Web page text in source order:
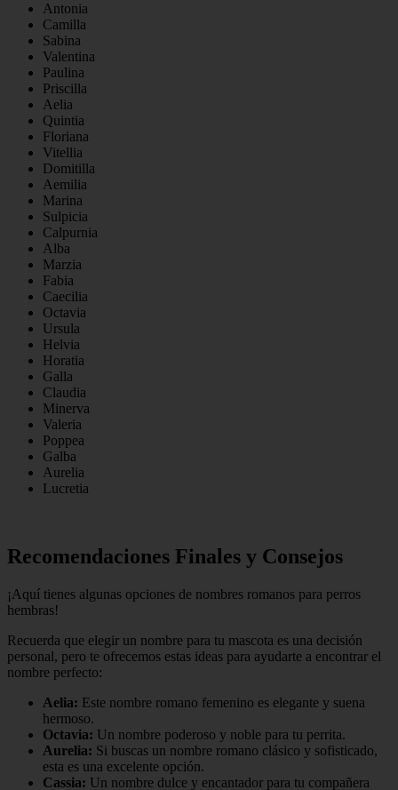
Antonia
Camilla
Sabina
Valentina
Paulina
Priscilla
Aelia
Quintia
Floriana
Vitellia
Domitilla
Aemilia
Marina
Sulpicia
Calpurnia
Alba
Marzia
Fabia
Caecilia
Octavia
Ursula
Helvia
Horatia
Galla
Claudia
Minerva
Valeria
Poppea
Galba
Aurelia
Lucretia
Recomendaciones Finales y Consejos
¡Aquí tienes algunas opciones de nombres romanos para perros
hembras!
Recuerda que elegir un nombre para tu mascota es una decisión
personal, pero te ofrecemos estas ideas para ayudarte a encontrar el
nombre perfecto:
Aelia: Este nombre romano femenino es elegante y suena
hermoso.
Octavia: Un nombre poderoso y noble para tu perrita.
Aurelia: Si buscas un nombre romano clásico y sofisticado,
esta es una excelente opción.
Cassia: Un nombre dulce y encantador para tu compañera